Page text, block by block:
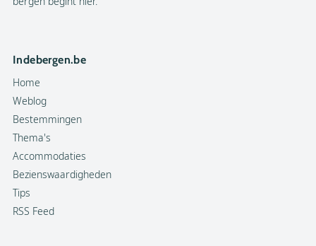
Indebergen.be
Home
Weblog
Bestemmingen
Thema's
Accommodaties
Bezienswaardigheden
Tips
RSS Feed